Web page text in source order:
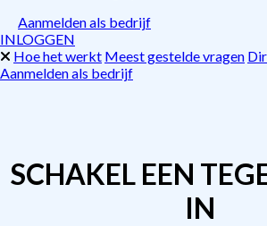
Aanmelden als bedrijf
INLOGGEN
Hoe het werkt Meest gestelde vragen
Aanmelden als bedrijf
SCHAKEL EEN
IN